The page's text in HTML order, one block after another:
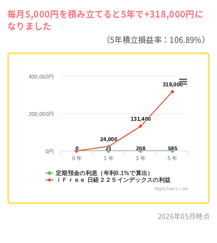
毎月5,000円を積み立てると5年で+318,000円に
なりました
（5年積立損益率：106.89%）
0
0 21
21 208
208 585
585
24,000
24,000
131,400
131,400
318,000
318,000
定期預金の利息（年利0.1%で算出）
ｉＦｒｅｅ 日経２２５インデックスの利益
0 年 1 年 3 年 5 年
0円
200,000円
400,000円
Highcharts.com
2026年05月時点